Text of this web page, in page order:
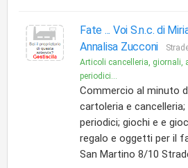
Fate ... Voi S.n.c. di
Annalisa Zucconi
Articoli cancelleria, giornali,
periodici...
Commercio al minuto
cartoleria e
periodici; giochi e e
regalo e oggetti per il
San Martino 8/10